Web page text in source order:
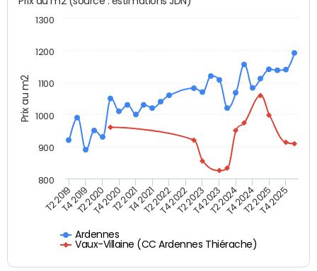
Prix au m2
Ardennes
Vaux-Villaine (CC Ardennes Thiérache)
T2 2019T4 2019T2 2020T4 2020T2 2021T4 2021T2 2022T4 2022T2 2023T4 2023T2 2024T4 2024T2 2025T4 2025
800
900
1000
1100
1200
1300